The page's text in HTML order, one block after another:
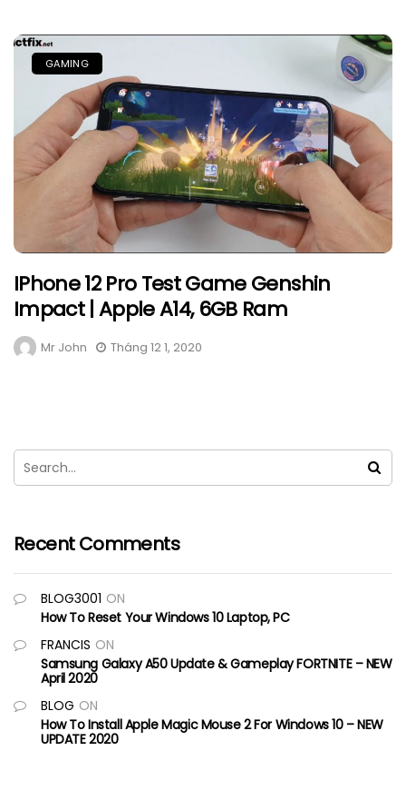
GAMING
IPhone 12 Pro Test Game Genshin
Impact | Apple A14, 6GB Ram
Mr John Tháng 12 1, 2020
Recent Comments
BLOG3001 ON
How To Reset Your Windows 10 Laptop, PC
FRANCIS ON
Samsung Galaxy A50 Update & Gameplay FORTNITE – NEW
April 2020
BLOG ON
How To Install Apple Magic Mouse 2 For Windows 10 – NEW
UPDATE 2020